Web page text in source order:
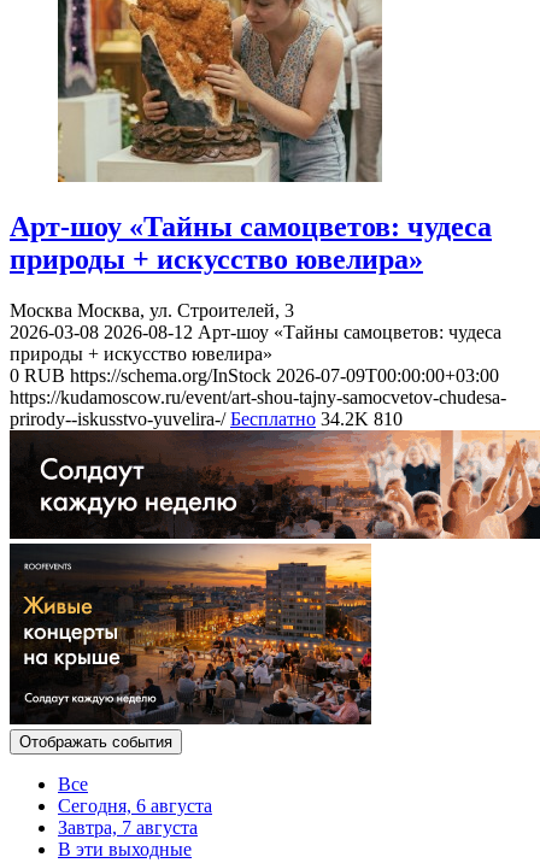
Арт-шоу «Тайны самоцветов: чудеса
природы + искусство ювелира»
Москва Москва, ул. Строителей, 3
2026-03-08 2026-08-12 Арт-шоу «Тайны самоцветов: чудеса
природы + искусство ювелира»
0 RUB https://schema.org/InStock 2026-07-09T00:00:00+03:00
https://kudamoscow.ru/event/art-shou-tajny-samocvetov-chudesa-
prirody--iskusstvo-yuvelira-/ Бесплатно 34.2K 810
Отображать события
Все
Сегодня, 6 августа
Завтра, 7 августа
В эти выходные